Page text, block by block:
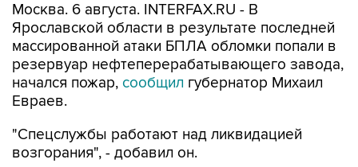
Москва. 6 августа. INTERFAX.RU - В
Ярославской области в результате последней
массированной атаки БПЛА обломки попали в
резервуар нефтеперерабатывающего завода,
начался пожар, сообщил губернатор Михаил
Евраев.
"Спецслужбы работают над ликвидацией
возгорания", - добавил он.